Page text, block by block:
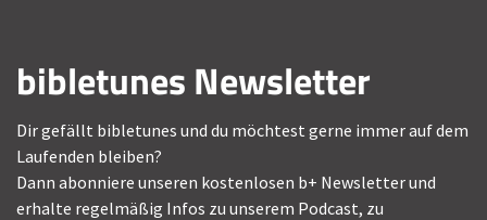
bibletunes Newsletter
Dir gefällt bibletunes und du möchtest gerne immer auf dem
Laufenden bleiben?
Dann abonniere unseren kostenlosen b+ Newsletter und
erhalte regelmäßig Infos zu unserem Podcast, zu